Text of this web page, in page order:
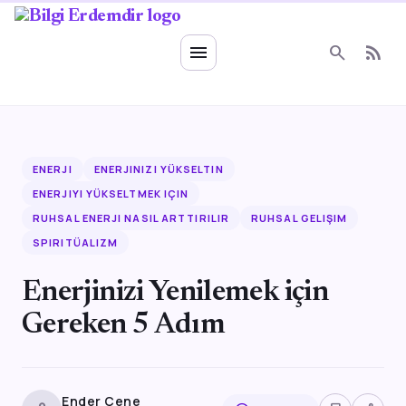
menu
Ruhsal Enerji
search rss_feed
ENERJI
ENERJINIZI YÜKSELTIN
ENERJIYI YÜKSELTMEK IÇIN
RUHSAL ENERJI NASIL ARTTIRILIR
RUHSAL GELIŞIM
SPIRITÜALIZM
Enerjinizi Yenilemek için
Gereken 5 Adım
Ender Çene